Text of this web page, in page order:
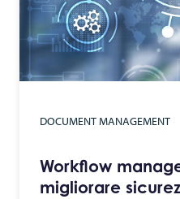
DOCUMENT MANAGEMENT
Workflow
migliorare